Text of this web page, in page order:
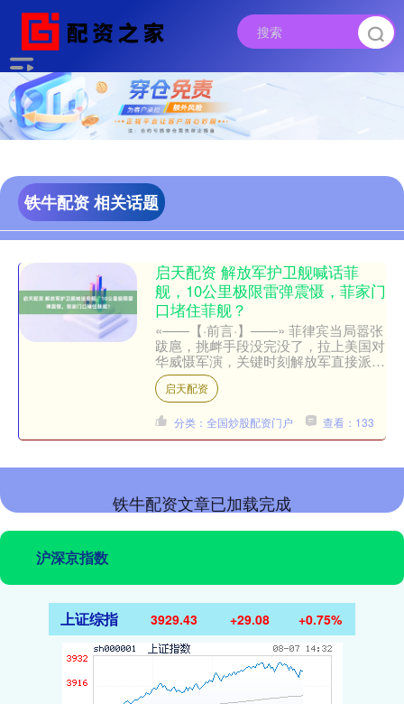
铁牛配资 相关话题
启天配资 解放军护卫舰喊话菲
舰，10公里极限雷弹震慑，菲家门
口堵住菲舰？
«——【·前言·】——» 菲律宾当局嚣张
跋扈，挑衅手段没完没了，拉上美国对
华威慑军演，关键时刻解放军直接派遣
驱护舰直面潜在敌威胁，10公里极限雷
弹震慑，家门口堵....
启天配资
分类：全国炒股配资门户 查看：133
铁牛配资文章已加载完成
沪深京指数
上证综指 3929.43 +29.08 +0.75%